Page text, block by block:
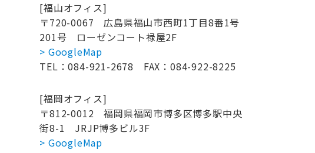
[福山オフィス]
〒720-0067 広島県福山市西町1丁目8番1号
201号 ローゼンコート禄屋2F
> GoogleMap
TEL：084-921-2678 FAX：084-922-8225
[福岡オフィス]
〒812-0012 福岡県福岡市博多区博多駅中央
街8-1
JRJP博多ビル3F
> GoogleMap